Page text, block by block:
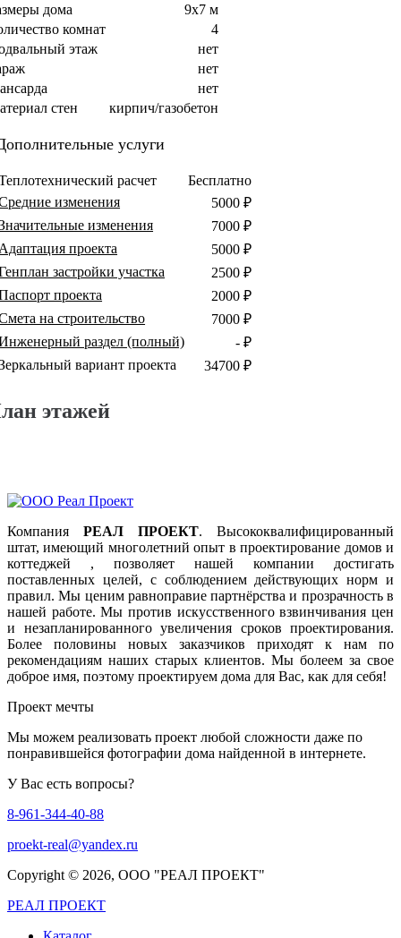
дома
9x7 м
комнат
4
этаж
нет
нет
нет
стен
кирпич/газобетон
услуги
расчет
Бесплатно
изменения
5000 ₽
изменения
7000 ₽
проекта
5000 ₽
застройки участка
2500 ₽
проекта
2000 ₽
на строительство
7000 ₽
раздел (полный)
- ₽
вариант проекта
34700 ₽
этажей
Компания РЕАЛ ПРОЕКТ. Высококвалифицированный
штат, имеющий многолетний опыт в проектирование домов и
коттеджей , позволяет нашей компании достигать
поставленных целей, с соблюдением действующих норм и
правил. Мы ценим равноправие партнёрства и прозрачность в
нашей работе. Мы против искусственного взвинчивания цен
и незапланированного увеличения сроков проектирования.
Более половины новых заказчиков приходят к нам по
рекомендациям наших старых клиентов. Мы болеем за свое
доброе имя, поэтому проектируем дома для Вас, как для себя!
Проект мечты
Мы можем реализовать проект любой сложности даже по
понравившейся фотографии дома найденной в интернете.
У Вас есть вопросы?
8-961-344-40-88
proekt-real@yandex.ru
Copyright © 2026, ООО "РЕАЛ ПРОЕКТ"
РЕАЛ ПРОЕКТ